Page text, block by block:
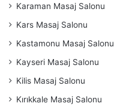
Karaman Masaj Salonu
Kars Masaj Salonu
Kastamonu Masaj Salonu
Kayseri Masaj Salonu
Kilis Masaj Salonu
Kırıkkale Masaj Salonu